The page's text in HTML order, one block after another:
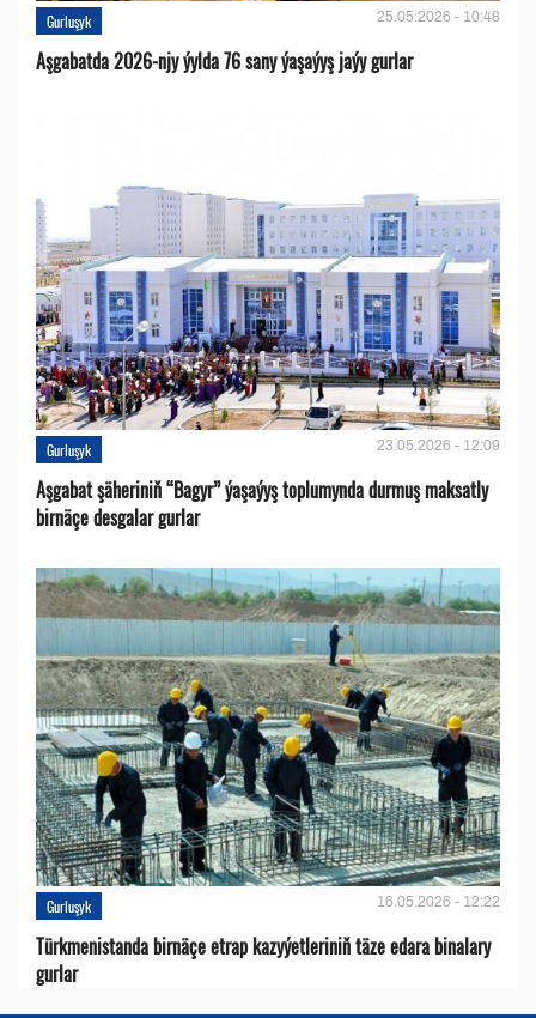
Gurluşyk 25.05.2026 - 10:48
Aşgabatda 2026-njy ýylda 76 sany ýaşaýyş jaýy gurlar
Gurluşyk 23.05.2026 - 12:09
Aşgabat şäheriniň “Bagyr” ýaşaýyş toplumynda durmuş maksatly
birnäçe desgalar gurlar
Gurluşyk 16.05.2026 - 12:22
Türkmenistanda birnäçe etrap kazyýetleriniň täze edara binalary
gurlar